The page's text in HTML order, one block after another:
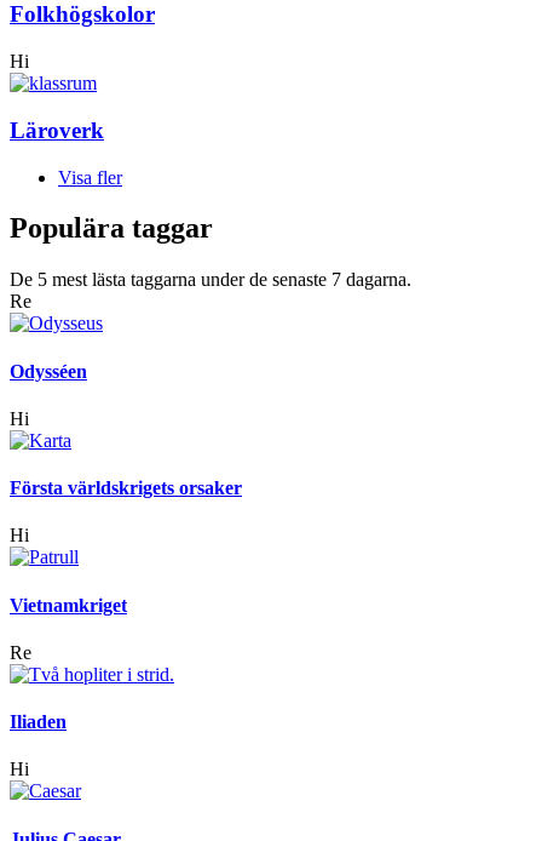
Folkhögskolor
Hi
Läroverk
Visa fler
Populära taggar
De 5 mest lästa taggarna under de senaste 7 dagarna.
Re
Odysséen
Hi
Första världskrigets orsaker
Hi
Vietnamkriget
Re
Iliaden
Hi